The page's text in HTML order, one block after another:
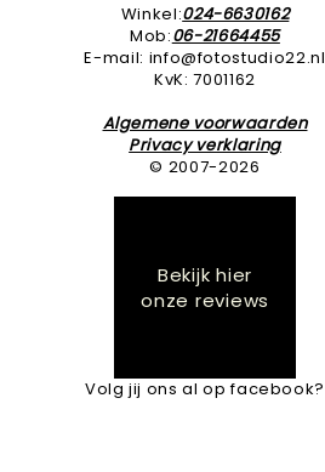
Winkel:024-6630162
Mob:06-21664455
E-mail: info@fotostudio22.nl
KvK: 7001162
Algemene voorwaarden
Privacy verklaring
© 2007-2026
Bekijk hier
onze reviews
Volg jij ons al op facebook?